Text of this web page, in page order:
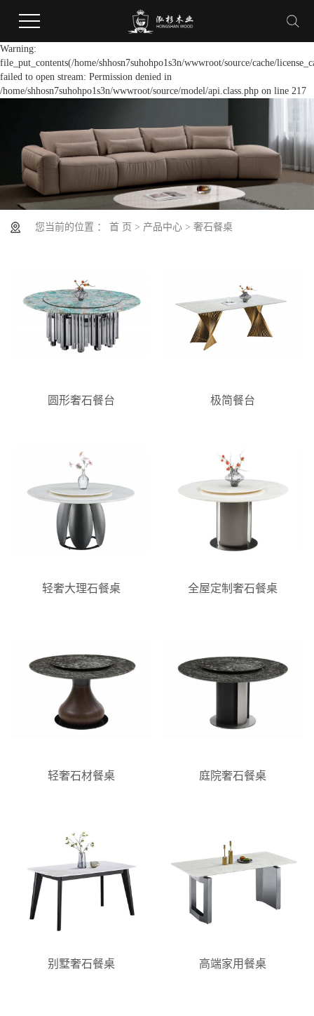
Warning:
file_put_contents(/home/shhosn7suhohpo1s3n/wwwroot/source/cache/
failed to open stream: Permission denied in
/home/shhosn7suhohpo1s3n/wwwroot/source/model/api.class.php on line 217
您当前的位置 ： 首 页 > 产品中心 > 奢石餐桌
圆形奢石餐台 极简餐台
轻奢大理石餐桌 全屋定制奢石餐桌
轻奢石材餐桌 庭院奢石餐桌
别墅奢石餐桌 高端家用餐桌